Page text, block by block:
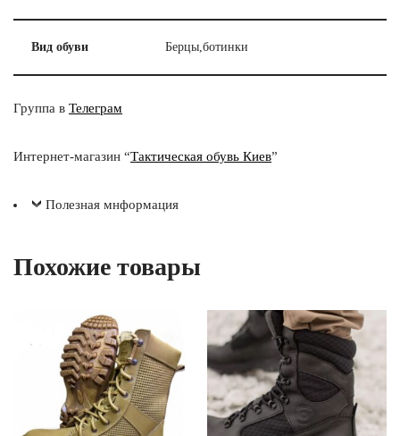
Вид обуви Берцы,ботинки
Группа в Телеграм
Интернет-магазин “Тактическая обувь Киев”
Полезная мнформация
Похожие товары